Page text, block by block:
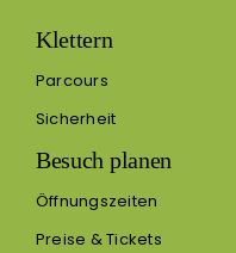
Klettern
Parcours
Sicherheit
Besuch planen
Öffnungszeiten
Preise & Tickets